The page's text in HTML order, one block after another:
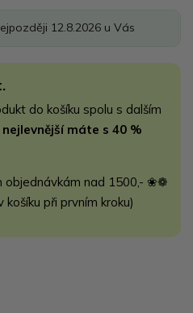
12.8.2026 u Vás
do košíku spolu s dalším
máte s 40 %
objednávkám nad 1500,- ❀❁
při prvním kroku)